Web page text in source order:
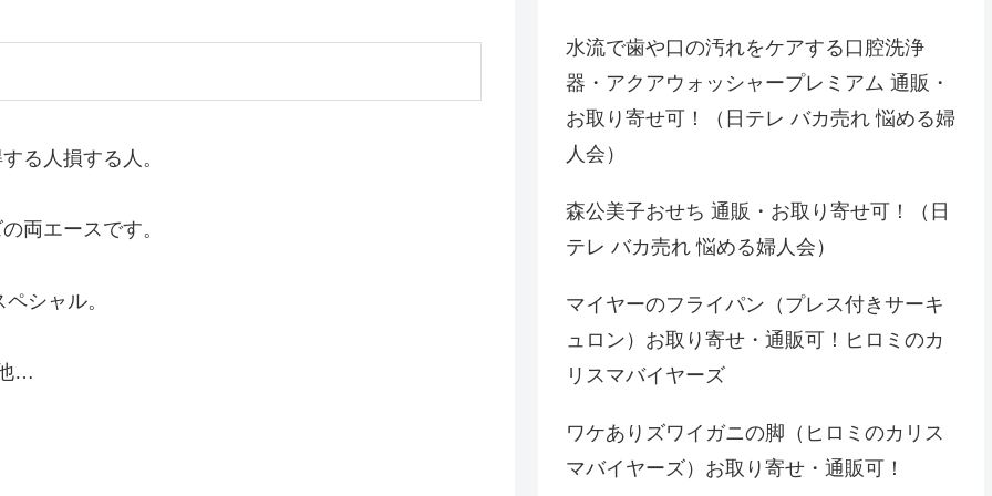
る人損する人。
両エースです。
シャル。
…
水流で歯や口の汚れをケアする口腔洗浄
器・アクアウォッシャープレミアム 通販・
お取り寄せ可！（日テレ バカ売れ 悩める婦
人会）
森公美子おせち 通販・お取り寄せ可！（日
テレ バカ売れ 悩める婦人会）
マイヤーのフライパン（プレス付きサーキ
ュロン）お取り寄せ・通販可！ヒロミのカ
リスマバイヤーズ
ワケありズワイガニの脚（ヒロミのカリス
マバイヤーズ）お取り寄せ・通販可！